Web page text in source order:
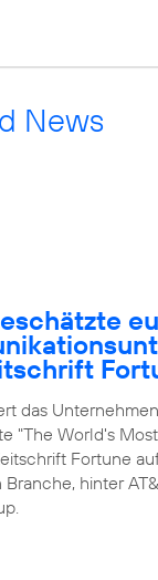
News
das
"The World's
Fortune
hinter